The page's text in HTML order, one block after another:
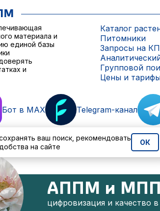
АППМ и
цифровизация и качество
материала и
единой базы
и
Каталог
Питомники
Запросы на КП
Групповой
Цены и
Бот в MAX Telegram-канал
Политика обработки персональных
ваш поиск, рекомендовать
на сайте
ОК